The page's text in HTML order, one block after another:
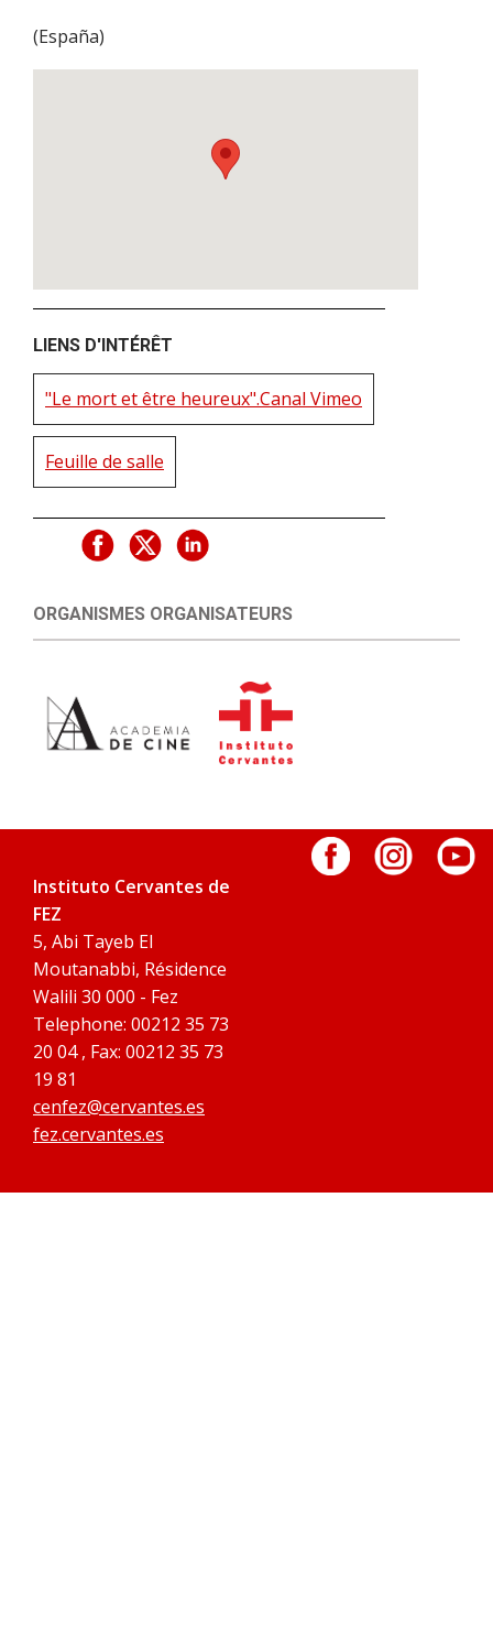
(España)
LIENS D'INTÉRÊT
"Le mort et être heureux".Canal Vimeo
Feuille de salle
ORGANISMES ORGANISATEURS
Instituto Cervantes de
FEZ
5, Abi Tayeb El
Moutanabbi, Résidence
Walili 30 000 - Fez
Telephone: 00212 35 73
20 04 , Fax: 00212 35 73
19 81
cenfez@cervantes.es
fez.cervantes.es